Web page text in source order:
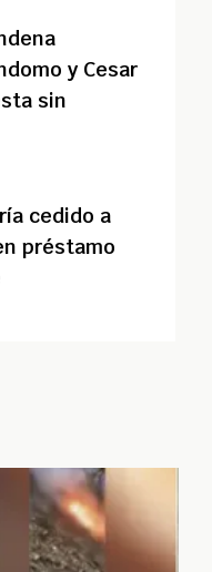
y Cesar
sin
cedido a
préstamo